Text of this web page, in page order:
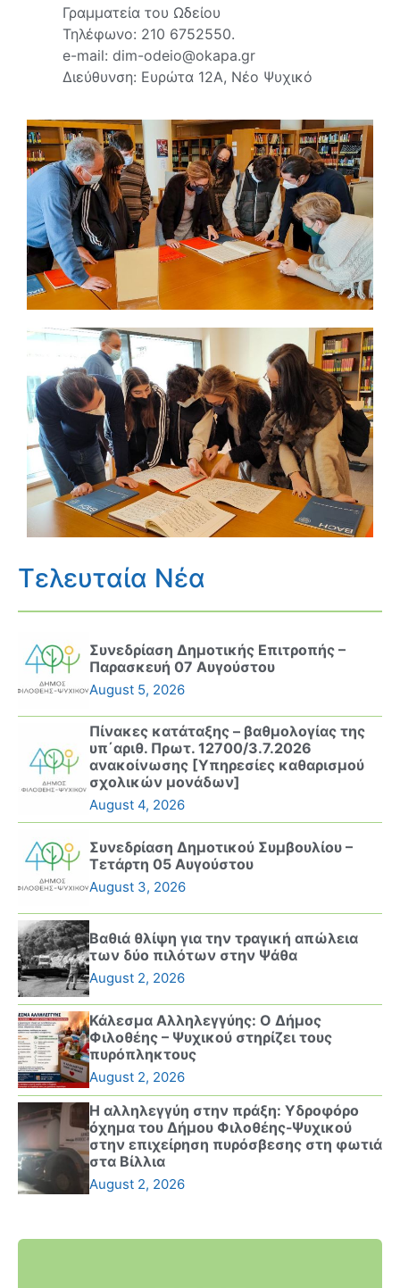
Γραμματεία του Ωδείου
Τηλέφωνο: 210 6752550.
e-mail: dim-odeio@okapa.gr
Διεύθυνση: Ευρώτα 12Α, Νέο Ψυχικό
Τελευταία Νέα
Συνεδρίαση Δημοτικής Επιτροπής –
Παρασκευή 07 Αυγούστου
August 5, 2026
Πίνακες κατάταξης – βαθμολογίας της
υπ΄αριθ. Πρωτ. 12700/3.7.2026
ανακοίνωσης [Υπηρεσίες καθαρισμού
σχολικών μονάδων]
August 4, 2026
Συνεδρίαση Δημοτικού Συμβουλίου –
Τετάρτη 05 Αυγούστου
August 3, 2026
Βαθιά θλίψη για την τραγική απώλεια
των δύο πιλότων στην Ψάθα
August 2, 2026
Κάλεσμα Αλληλεγγύης: Ο Δήμος
Φιλοθέης – Ψυχικού στηρίζει τους
πυρόπληκτους
August 2, 2026
Η αλληλεγγύη στην πράξη: Υδροφόρο
όχημα του Δήμου Φιλοθέης-Ψυχικού
στην επιχείρηση πυρόσβεσης στη φωτιά
στα Βίλλια
August 2, 2026